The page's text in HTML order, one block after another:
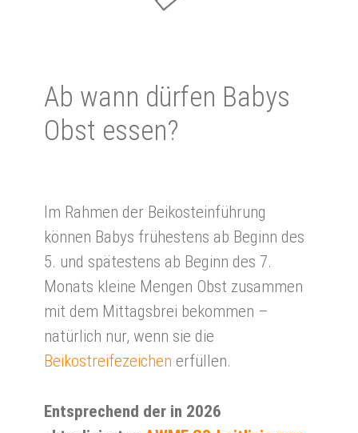
Ab wann dür­fen Babys
Obst essen?
Im Rahmen der Beikosteinführung
können Babys frühestens ab Beginn des
5. und spätestens ab Beginn des 7.
Monats kleine Mengen Obst zusammen
mit dem Mittagsbrei bekommen –
natürlich nur, wenn sie die
Beikostreifezeichen erfüllen.
Entsprechend der in 2026